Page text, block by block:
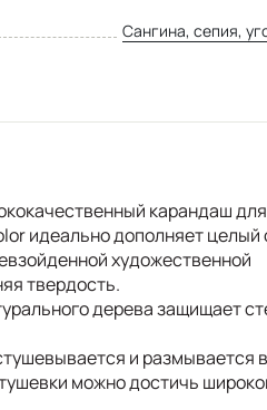
Сангина, сепия,
карандаш
идеально дополняет целый
художественной
твердость.
дерева защищает
и размывается
можно достичь